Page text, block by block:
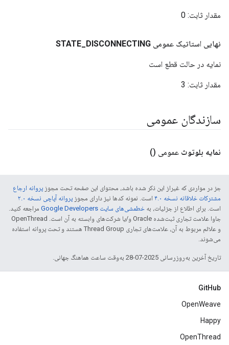
مقدار ثابت: 0
نهایی استاتیک عمومی STATE DISCONNECTING
نمایه در حالت قطع است
مقدار ثابت: 3
سازندگان عمومی
نمایه بلوتوث عمومی ()
جز در مواردی که غیراز این ذکر شده باشد، محتوای این صفحه تحت مجوز پروانه ارجاع
مشترکات خلاقانه نسخه ۴.۰
است. نمونه کدها نیز دارای مجوز پروانه آپاچی نسخه ۲.۰
است. برای اطلاع از جزئیات، به خطمشی‌های سایت Google Developers‏
مراجعه کنید.
جاوا علامت تجاری ثبت‌شده Oracle و/یا شرکت‌های وابسته به آن است. ‫OpenThread
و علائم مربوط به آن، علامت‌های تجاری Thread Group هستند و تحت پروانه استفاده
می‌شوند.
تاریخ آخرین به‌روزرسانی 2025-07-28 به‌وقت ساعت هماهنگ جهانی.
GitHub
OpenWeave
Happy
OpenThread